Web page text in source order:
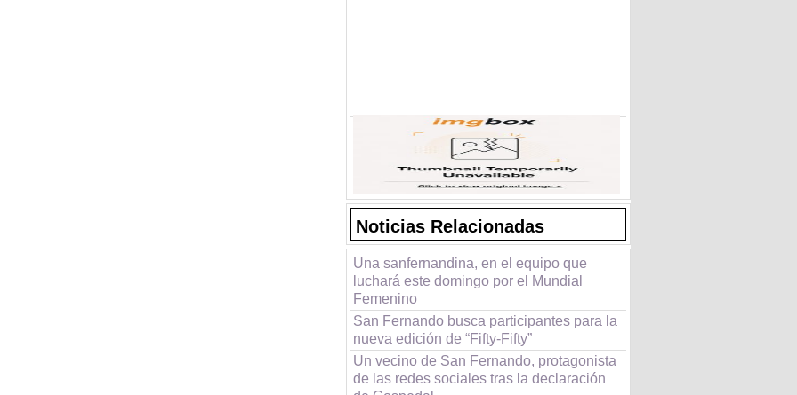
Noticias Relacionadas
Una sanfernandina, en el equipo que
luchará este domingo por el Mundial
Femenino
San Fernando busca participantes para la
nueva edición de “Fifty-Fifty”
Un vecino de San Fernando, protagonista
de las redes sociales tras la declaración